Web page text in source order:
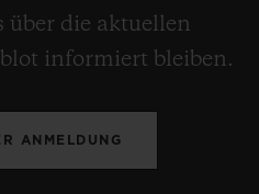
über die aktuellen
informiert bleiben.
ANMELDUNG